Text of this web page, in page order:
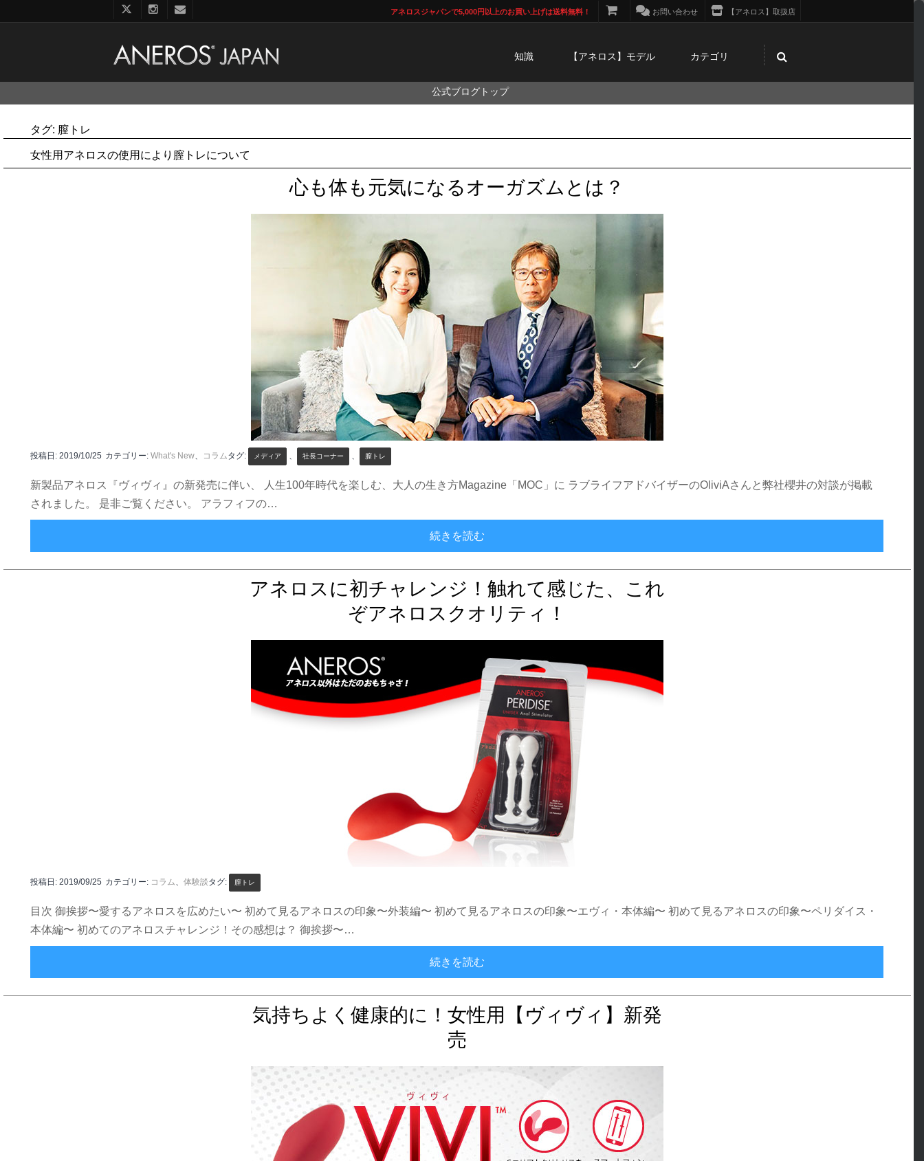
アネロスジャパンで5,000円以上のお買い上げは送料無料！ お問い合わせ 【アネロス】取扱店
知識 【アネロス】モデル カテゴリ
ツ
公式ブログトップ
タグ: 膣トレ
女性用アネロスの使用により膣トレについて
心も体も元気になるオーガズムとは？
投稿日:2019/10/25 カテゴリー:What's New、 コラムタグ: メディア 、 社長コーナー 、 膣トレ
新製品アネロス『ヴィヴィ』の新発売に伴い、 人生100年時代を楽しむ、大人の生き方Magazine「MOC」に ラブライフアドバイザーのOliviAさんと弊社櫻井の対談が掲載
されました。 是非ご覧ください。 アラフィフの…
続きを読む心も体も元気になるオーガズムとは？
アネロスに初チャレンジ！触れて感じた、これ
ぞアネロスクオリティ！
投稿日:2019/09/25 カテゴリー: コラム、体験談タグ: 膣トレ
目次 御挨拶〜愛するアネロスを広めたい〜 初めて見るアネロスの印象〜外装編〜 初めて見るアネロスの印象〜エヴィ・本体編〜 初めて見るアネロスの印象〜ペリダイス・
本体編〜 初めてのアネロスチャレンジ！その感想は？ 御挨拶〜…
続きを読むアネロスに初チャレンジ！触れて感じた、これぞアネロスクオリティ！
気持ちよく健康的に！女性用【ヴィヴィ】新発
売